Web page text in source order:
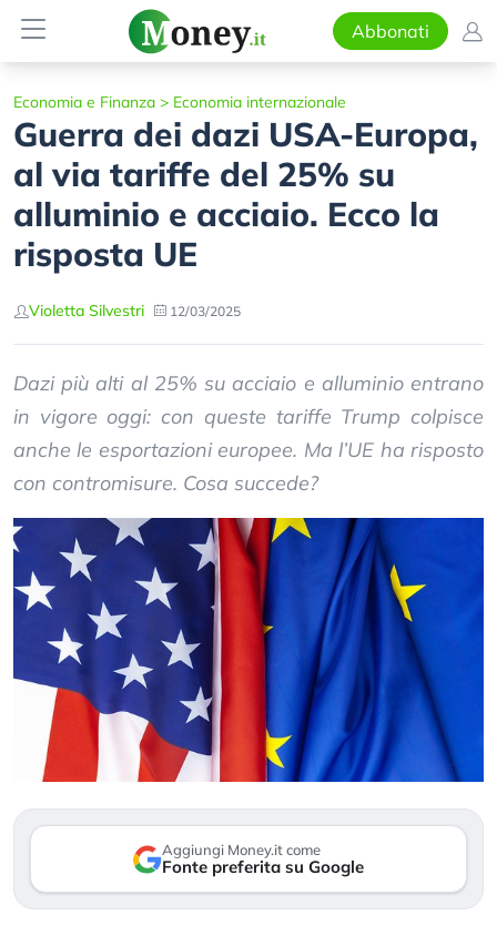
Abbonati
Economia e Finanza > Economia internazionale
Guerra dei dazi USA-Europa,
al via tariffe del 25% su
alluminio e acciaio. Ecco la
risposta UE
Violetta Silvestri 12/03/2025
Dazi più alti al 25% su acciaio e alluminio entrano
in vigore oggi: con queste tariffe Trump colpisce
anche le esportazioni europee. Ma l’UE ha risposto
con contromisure. Cosa succede?
Aggiungi Money.it come
Fonte preferita su Google